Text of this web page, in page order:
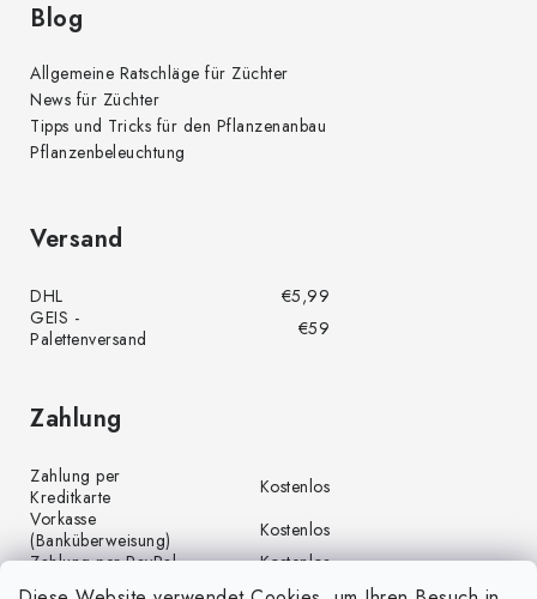
Blog
Allgemeine Ratschläge für Züchter
News für Züchter
Tipps und Tricks für den Pflanzenanbau
Pflanzenbeleuchtung
Versand
DHL
€5,99
GEIS -
Palettenversand
€59
Zahlung
Zahlung per
Kreditkarte
Kostenlos
Vorkasse
(Banküberweisung)
Kostenlos
Zahlung per PayPal
Kostenlos